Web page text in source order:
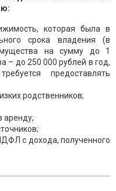
которая была в
срока владения (в
на сумму до 1
– до 250 000 рублей в год,
предоставлять
родственников;
аренду;
с дохода, полученного